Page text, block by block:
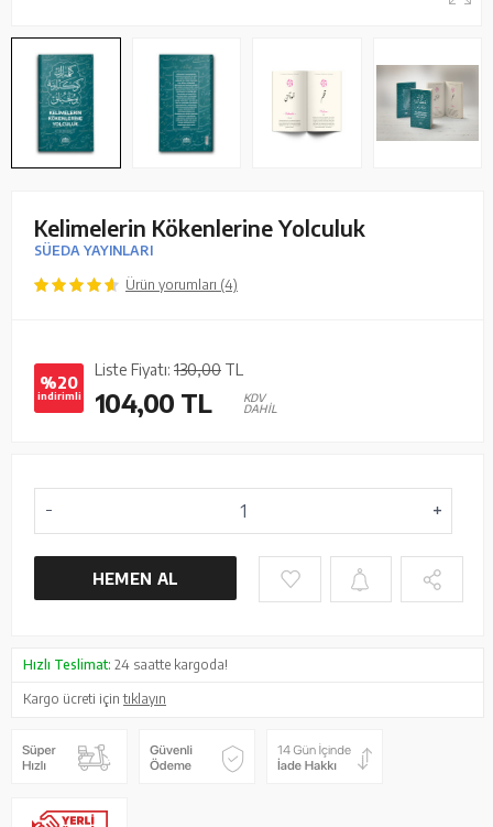
Kelimelerin Kökenlerine Yolculuk
SÜEDA YAYINLARI
Ürün yorumları (4)
%20
indirimli
Liste Fiyatı: 130,00 TL
104,00 TL
KDV
DAHİL
HEMEN AL
Hızlı Teslimat: 24 saatte kargoda!
Kargo ücreti içintıklayın